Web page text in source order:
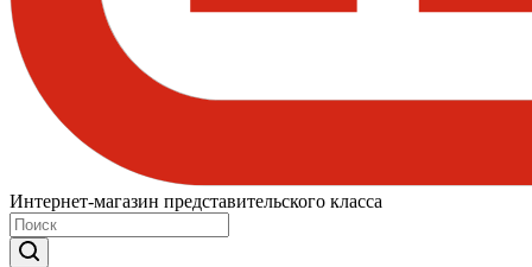
Интернет-магазин представительского класса